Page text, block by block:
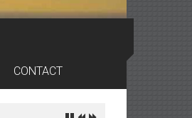
CONTACT